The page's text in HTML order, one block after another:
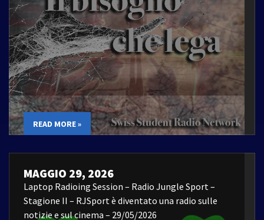
READ MORE »
MAGGIO 29, 2026
Laptop Radioing Session – Radio Jungle Sport –
Stagione II – RJSport è diventato una radio sulle
notizie e sul cinema – 29/05/2026